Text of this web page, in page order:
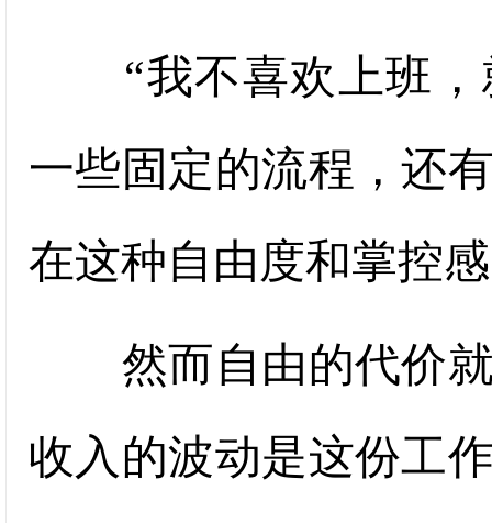
“我不喜欢上班，
一些固定的流程，还
在这种自由度和掌控
然而自由的代价就
收入的波动是这份工